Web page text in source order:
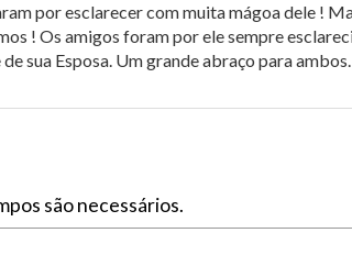
por esclarecer com muita mágoa dele !
! Os amigos foram por ele sempre
sua Esposa. Um grande abraço para ambos.
são necessários.